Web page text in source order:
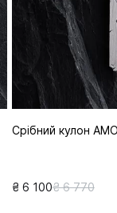
Срібний кулон
₴ 6 100₴ 6 770